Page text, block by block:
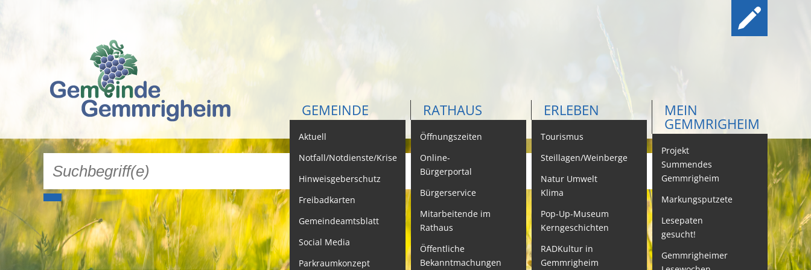
GEMEINDE
Aktuell
Notfall/Notdienste/Krise
Hinweisgeberschutz
Freibadkarten
Gemeindeamtsblatt
Social Media
Parkraumkonzept
RATHAUS
Öffnungszeiten
Kontakt
Online-
Bürgerportal
Bürgerservice
Behördenwegweiser
Lebenslagen
Leistungen -
Service BW
Mitarbeitende im
Rathaus
Öffentliche
Bekanntmachungen
ERLEBEN
Tourismus
Steillagen/Weinberge
Natur Umwelt
Klima
Pop-Up-Museum
Kerngeschichten
RADKultur in
Gemmrigheim
MEIN
GEMMRIGHEIM
Projekt
Summendes
Gemmrigheim
Markungsputzete
Lesepaten
gesucht!
Gemmrigheimer